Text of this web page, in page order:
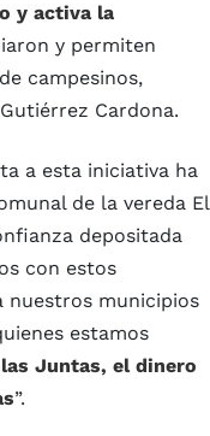
y activa la
y permiten
campesinos,
Cardona.
a esta iniciativa ha
de la vereda El
depositada
con estos
nuestros municipios
estamos
Juntas, el dinero
”.